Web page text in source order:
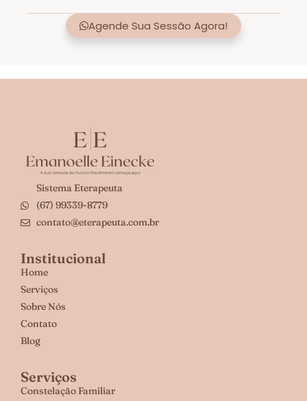
Agende Sua Sessão Agora!
Sistema Eterapeuta
(67) 99339-8779
contato@eterapeuta.com.br
Institucional
Home
Serviços
Sobre Nós
Contato
Blog
Serviços
Constelação Familiar